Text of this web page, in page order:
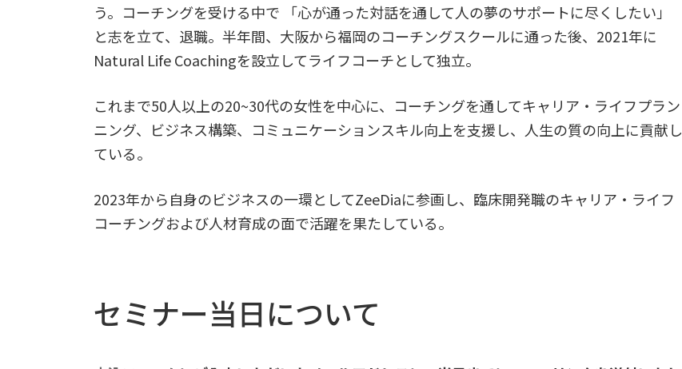
う。コーチングを受ける中で 「心が通った対話を通して人の夢のサポートに尽くしたい」
と志を立て、退職。半年間、大阪から福岡のコーチングスクールに通った後、2021年に
Natural Life Coachingを設立してライフコーチとして独立。
これまで50人以上の20~30代の女性を中心に、コーチングを通してキャリア・ライフプラン
ニング、ビジネス構築、コミュニケーションスキル向上を支援し、人生の質の向上に貢献し
ている。
2023年から自身のビジネスの一環としてZeeDiaに参画し、臨床開発職のキャリア・ライフ
コーチングおよび人材育成の面で活躍を果たしている。
セミナー当日について